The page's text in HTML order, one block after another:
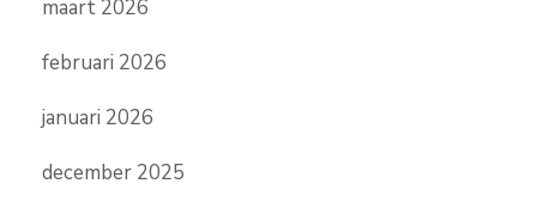
maart 2026
februari 2026
januari 2026
december 2025